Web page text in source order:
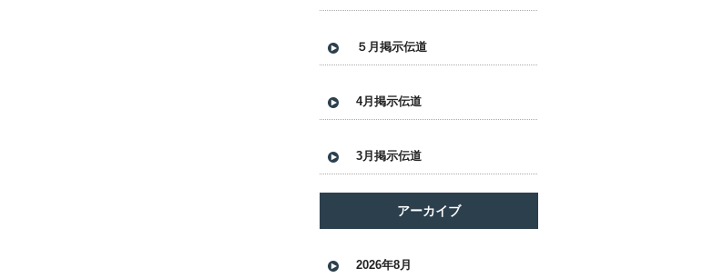
５月掲示伝道
4月掲示伝道
3月掲示伝道
アーカイブ
2026年8月